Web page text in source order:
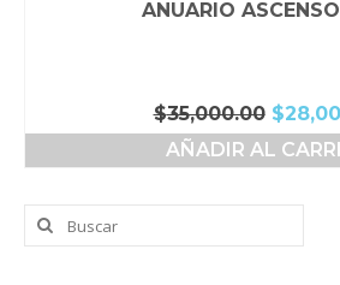
ANUARIO
$35,000.00 El
precio
$
AÑADIR AL
Buscar
por: